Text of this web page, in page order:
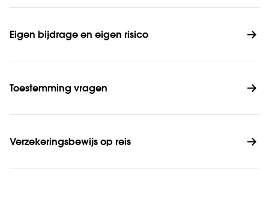
Eigen bijdrage en eigen risico
Toestemming vragen
Verzekeringsbewijs op reis